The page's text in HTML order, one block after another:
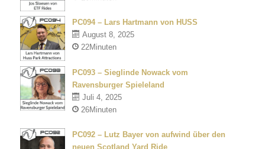
PC094 – Lars Hartmann von HUSS
August 8, 2025
22Minuten
PC093 – Sieglinde Nowack vom
Ravensburger Spieleland
Juli 4, 2025
26Minuten
PC092 – Lutz Bayer von aufwind über den
neuen Scotland Yard Ride